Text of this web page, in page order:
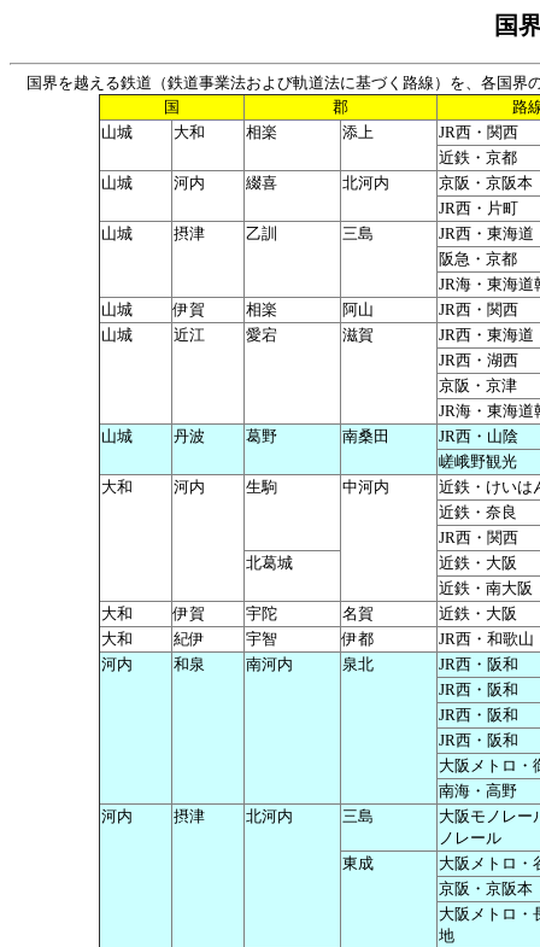
国
国界を越える鉄道（鉄道事業法および軌道法に基づく路線）を、各国
国
郡
路
山城
大和 相楽 添上
JR西・関西
近鉄・京都
山城
河内 綴喜 北河内
京阪・京阪本
JR西・片町
山城
摂津 乙訓 三島
JR西・東海道
阪急・京都
JR海・東海道
山城
伊賀 相楽 阿山
JR西・関西
山城
近江 愛宕 滋賀
JR西・東海道
JR西・湖西
京阪・京津
JR海・東海道
山城
丹波 葛野 南桑田
JR西・山陰
嵯峨野観光
大和
河内 生駒 中河内
近鉄・けいは
近鉄・奈良
JR西・関西
北葛城
近鉄・大阪
近鉄・南大阪
大和
伊賀 宇陀 名賀
近鉄・大阪
大和
紀伊 宇智 伊都
JR西・和歌山
河内
和泉 南河内 泉北
JR西・阪和
JR西・阪和
JR西・阪和
JR西・阪和
大阪メトロ・
南海・高野
河内
摂津 北河内 三島
大阪モノレー
ノレール
東成
大阪メトロ・
京阪・京阪本
大阪メトロ・
地